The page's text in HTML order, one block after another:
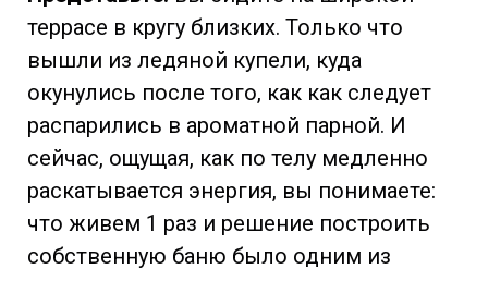
террасе в кругу близких. Только что
вышли из ледяной купели, куда
окунулись после того, как как следует
распарились в ароматной парной. И
сейчас, ощущая, как по телу медленно
раскатывается энергия, вы понимаете:
что живем 1 раз и решение построить
собственную баню было одним из